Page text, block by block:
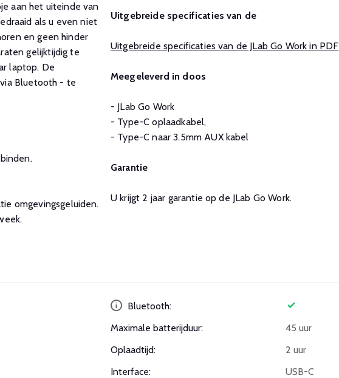
aan het uiteinde van
als u even niet
en geen hinder
gelijktijdig te
laptop. De
Bluetooth - te
omgevingsgeluiden.
Uitgebreide specificaties van de
Uitgebreide specificaties van de JLab Go Work in PDF
Meegeleverd in doos
- JLab Go Work
- Type-C oplaadkabel,
- Type-C naar 3.5mm AUX kabel
Garantie
U krijgt 2 jaar garantie op de JLab Go Work.
Bluetooth:
Maximale batterijduur:
45 uur
Oplaadtijd:
2 uur
Interface:
USB-C